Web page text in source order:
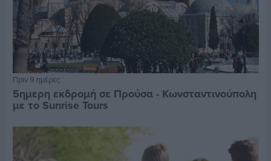
Πριν 9 ημέρες
5ημερη εκδρομή σε Προύσα - Κωνσταντινούπολη
με το Sunrise Tours